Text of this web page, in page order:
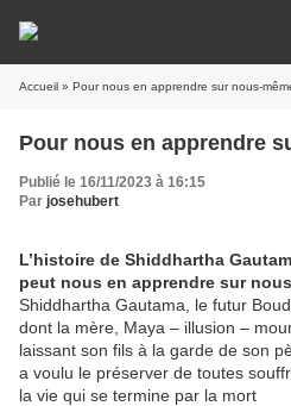
Accueil » Pour nous en apprendre sur nous-
Pour nous en apprendre
Publié le 16/11/2023 à 16:15
Par josehubert
L’histoire de Shiddhartha
peut nous en apprendre sur
Shiddhartha Gautama, le futur
dont la mère, Maya – illusion –
laissant son fils à la garde de son
a voulu le préserver de toutes
la vie qui se termine par la mort